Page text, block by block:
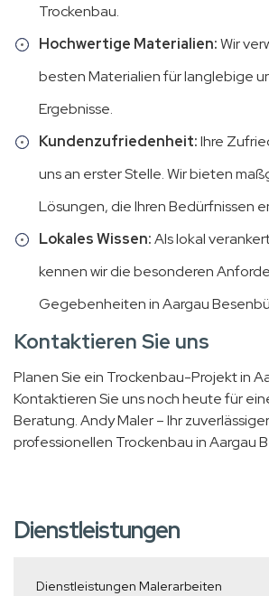
Trockenbau.
Hochwertige Materialien:Wir
besten Materialien für langlebige
Ergebnisse.
Kundenzufriedenheit:Ihre
uns an erster Stelle. Wir bieten
Lösungen, die Ihren Bedürfnissen
Lokales Wissen:Als lokal
kennen wir die besonderen
Gegebenheiten in Aargau
Kontaktieren Sie uns
Planen Sie ein Trockenbau-Projekt in
Kontaktieren Sie uns noch heute für
Beratung. Andy Maler – Ihr
professionellen Trockenbau in Aargau
Dienstleistungen
Dienstleistungen Malerarbeiten